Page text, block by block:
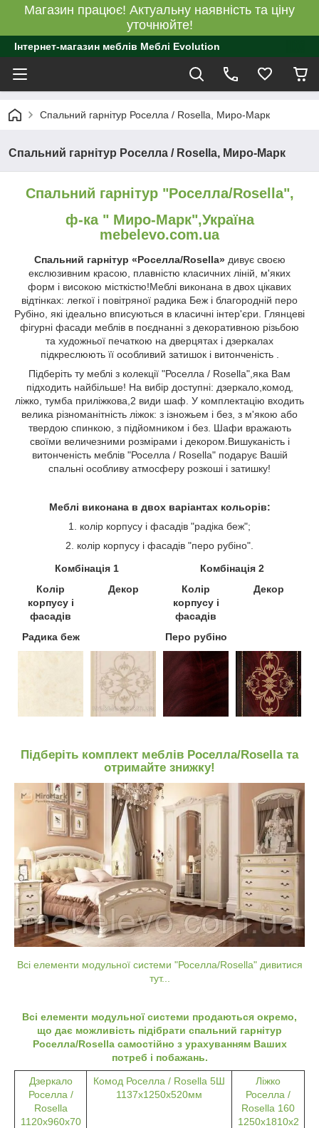
Магазин працює! Актуальну наявність та ціну
уточнюйте!
Інтернет-магазин меблів Меблі Evolution
Спальний гарнітур Роселла / Rosella, Миро-Марк
Спальний гарнітур Роселла / Rosella, Миро-Марк
Спальний гарнітур "Роселла/Rosella",
ф-ка " Миро-Марк",Україна
mebelevo.com.ua
Спальний гарнітур «Роселла/Rosella» дивує своєю
екслюзивним красою, плавністю класичних ліній, м'яких
форм і високою місткістю!Меблі виконана в двох цікавих
відтінках: легкої і повітряної радика Беж і благородній перо
Рубіно, які ідеально вписуються в класичні інтер'єри. Глянцеві
фігурні фасади меблів в поєднанні з декоративною різьбою
та художньої печаткою на дверцятах і дзеркалах
підкреслюють її особливий затишок і витонченість .
Підберіть ту меблі з колекції "Роселла / Rosella",яка Вам
підходить найбільше! На вибір доступні: дзеркало,комод,
ліжко, тумба приліжкова,2 види шаф. У комплектацію входить
велика різноманітність ліжок: з ізножьем і без, з м'якою або
твердою спинкою, з підйомником і без. Шафи вражають
своїми величезними розмірами і декором.Вишуканість і
витонченість меблів "Роселла / Rosella" подарує Вашій
спальні особливу атмосферу розкоші і затишку!
Меблі виконана в двох варіантах кольорів:
1. колір корпусу і фасадів "радіка беж";
2. колір корпусу і фасадів "перо рубіно".
Комбінація 1
Комбінація 2
Колір
корпусу і
фасадів
Декор
Колір
корпусу і
фасадів
Декор
Радика беж Перо рубіно
Підберіть комплект меблів Роселла/Rosella та
отримайте знижку!
Всі елементи модульної системи "Роселла/Rosella" дивитися
тут...
Всі елементи модульної системи продаються окремо,
що дає можливість підібрати спальний гарнітур
Роселла/Rosella самостійно з урахуванням Ваших
потреб і побажань.
Дзеркало
Роселла /
Rosella
1120х960х70
Комод Роселла / Rosella 5Ш
1137х1250х520мм
Ліжко
Роселла /
Rosella 160
1250х1810х2